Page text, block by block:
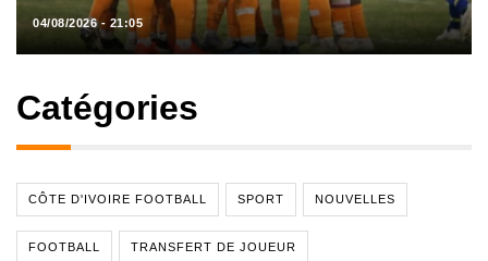
04/08/2026 - 21:05
Catégories
CÔTE D'IVOIRE FOOTBALL SPORT NOUVELLES
FOOTBALL TRANSFERT DE JOUEUR